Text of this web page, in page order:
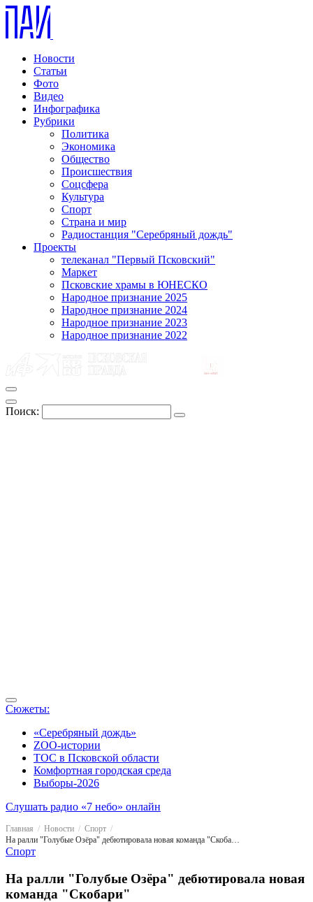
Новости
Статьи
Фото
Видео
Инфографика
Рубрики
Политика
Экономика
Общество
Происшествия
Соцсфера
Культура
Спорт
Страна и мир
Радиостанция "Серебряный дождь"
Проекты
телеканал "Первый Псковский"
Маркет
Псковские храмы в ЮНЕСКО
Народное признание 2025
Народное признание 2024
Народное признание 2023
Народное признание 2022
Поиск:
Сюжеты:
«Серебряный дождь»
ZOO-истории
ТОС в Псковской области
Комфортная городская среда
Выборы-2026
Слушать радио «7 небо» онлайн
Главная Новости
Спорт
На ралли "Голубые Озёра" дебютировала новая команда "Скобари"
Спорт
На ралли "Голубые Озёра" дебютировала новая
команда "Скобари"